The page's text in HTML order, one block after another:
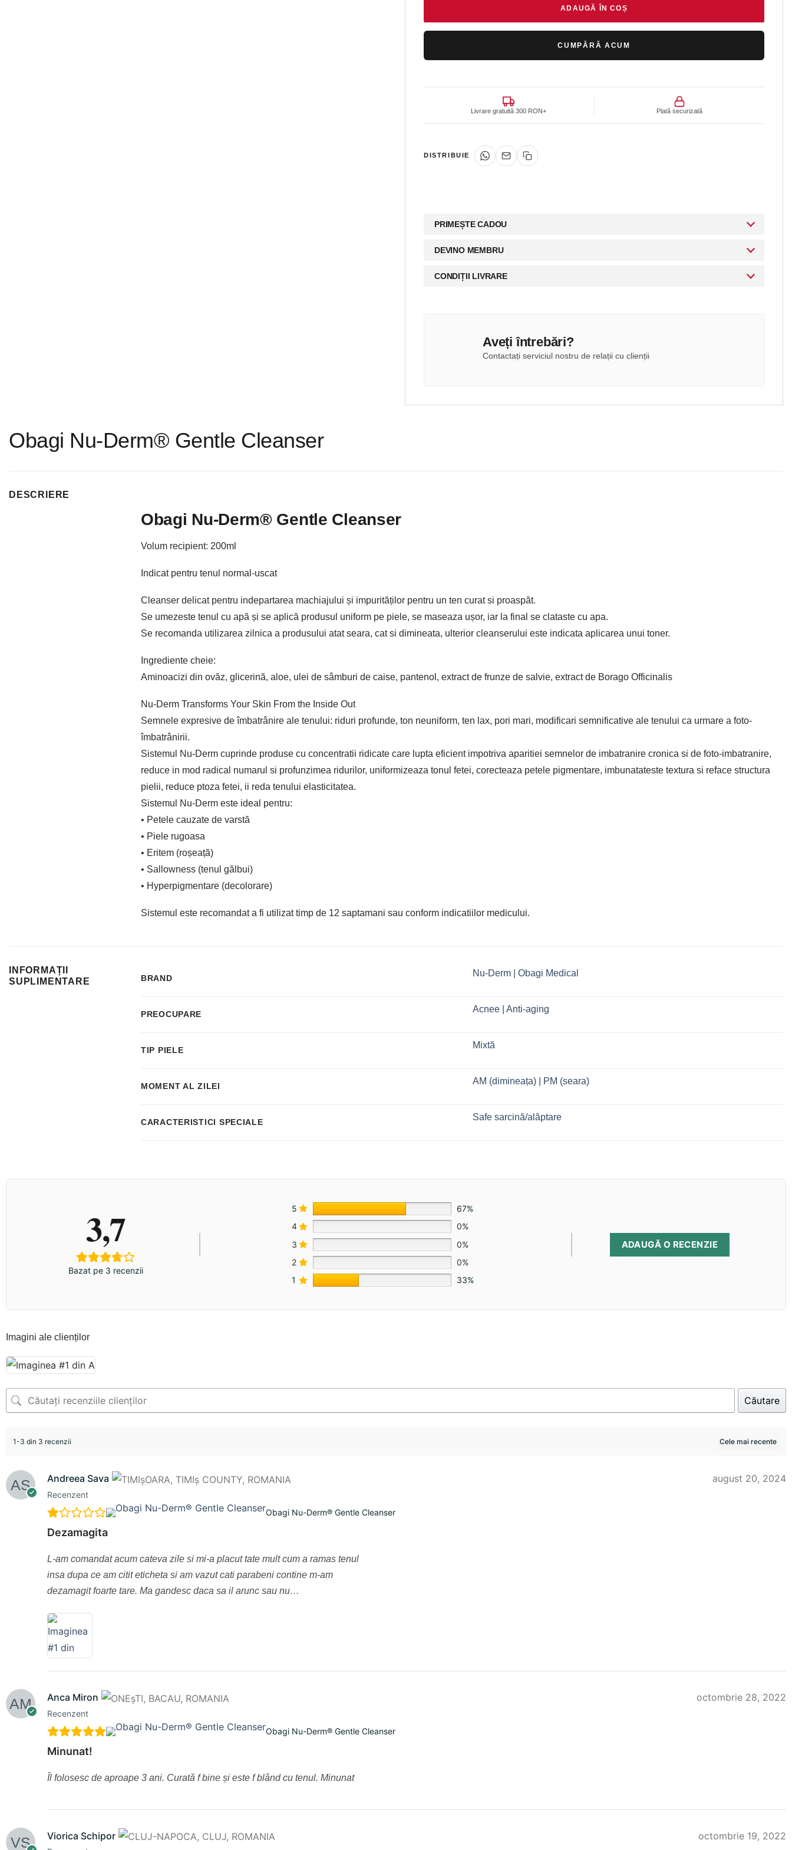
ADAUGĂ ÎN COȘ
CUMPĂRĂ ACUM
Livrare gratuită 300 RON+ Plată securizată
DISTRIBUIE
PRIMEȘTE CADOU
DEVINO MEMBRU
CONDIȚII LIVRARE
Aveți întrebări?
Contactați serviciul nostru de relații cu clienții
Obagi Nu-Derm® Gentle Cleanser
DESCRIERE
Obagi Nu-Derm® Gentle Cleanser
Volum recipient: 200ml
Indicat pentru tenul normal-uscat
Cleanser delicat pentru indepartarea machiajului și impurităților pentru un ten curat si proaspăt.
Se umezeste tenul cu apă și se aplică produsul uniform pe piele, se maseaza ușor, iar la final se clataste cu apa.
Se recomanda utilizarea zilnica a produsului atat seara, cat si dimineata, ulterior cleanserului este indicata aplicarea unui toner.
Ingrediente cheie:
Aminoacizi din ovăz, glicerină, aloe, ulei de sâmburi de caise, pantenol, extract de frunze de salvie, extract de Borago Officinalis
Nu-Derm Transforms Your Skin From the Inside Out
Semnele expresive de îmbatrânire ale tenului: riduri profunde, ton neuniform, ten lax, pori mari, modificari semnificative ale tenului ca urmare a foto-
îmbatrânirii.
Sistemul Nu-Derm cuprinde produse cu concentratii ridicate care lupta eficient impotriva aparitiei semnelor de imbatranire cronica si de foto-imbatranire,
reduce in mod radical numarul si profunzimea ridurilor, uniformizeaza tonul fetei, corecteaza petele pigmentare, imbunatateste textura si reface structura
pielii, reduce ptoza fetei, ii reda tenului elasticitatea.
Sistemul Nu-Derm este ideal pentru:
• Petele cauzate de varstă
• Piele rugoasa
• Eritem (roșeață)
• Sallowness (tenul gălbui)
• Hyperpigmentare (decolorare)
Sistemul este recomandat a fi utilizat timp de 12 saptamani sau conform indicatiilor medicului.
INFORMAȚII
SUPLIMENTARE
BRAND Nu-Derm | Obagi Medical
PREOCUPARE Acnee | Anti-aging
TIP PIELE Mixtă
MOMENT AL ZILEI AM (dimineața) | PM (seara)
CARACTERISTICI SPECIALE Safe sarcină/alăptare
3,7
Bazat pe 3 recenzii
5
67%
4
0%
3
0%
2
0%
1
33%
ADAUGĂ O RECENZIE
Imagini ale clienților
Căutare
1-3 din 3 recenzii
Andreea Sava
Recenzent
august 20, 2024
Obagi Nu-Derm® Gentle Cleanser
Dezamagita
L-am comandat acum cateva zile si mi-a placut tate mult cum a ramas tenul
insa dupa ce am citit eticheta si am vazut cati parabeni contine m-am
dezamagit foarte tare. Ma gandesc daca sa il arunc sau nu…
Anca Miron
Recenzent
octombrie 28, 2022
Obagi Nu-Derm® Gentle Cleanser
Minunat!
Îl folosesc de aproape 3 ani. Curată f bine și este f blând cu tenul. Minunat
Viorica Schipor octombrie 19, 2022